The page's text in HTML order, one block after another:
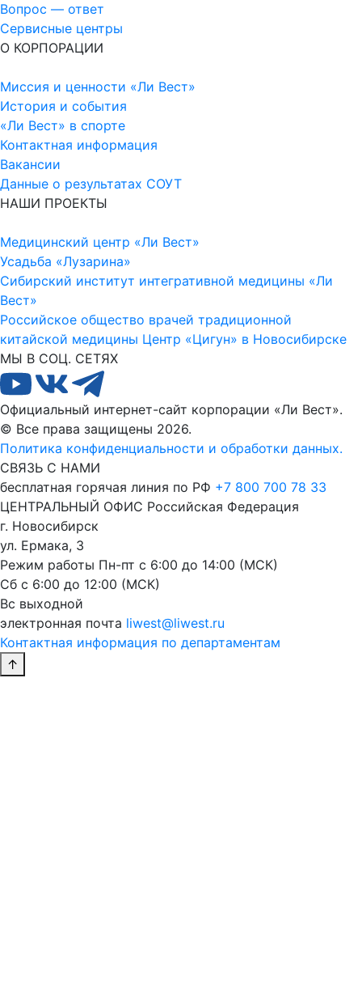
Вопрос — ответ
Сервисные центры
О КОРПОРАЦИИ
Миссия и ценности «Ли Вест»
История и события
«Ли Вест» в спорте
Контактная информация
Вакансии
Данные о результатах СОУТ
НАШИ ПРОЕКТЫ
Медицинский центр «Ли Вест»
Усадьба «Лузарина»
Сибирский институт интегративной медицины «Ли
Вест»
Российское общество врачей традиционной
китайской медицины Центр «Цигун» в Новосибирске
МЫ В СОЦ. СЕТЯХ
Официальный интернет-сайт корпорации «Ли Вест».
© Все права защищены 2026.
Политика конфиденциальности и обработки данных.
СВЯЗЬ С НАМИ
бесплатная горячая линия по РФ +7 800 700 78 33
ЦЕНТРАЛЬНЫЙ ОФИС Российская Федерация
г. Новосибирск
ул. Ермака, 3
Режим работы Пн-пт с 6:00 до 14:00 (МСК)
Сб с 6:00 до 12:00 (МСК)
Вс выходной
электронная почта liwest@liwest.ru
Контактная информация по департаментам
↑